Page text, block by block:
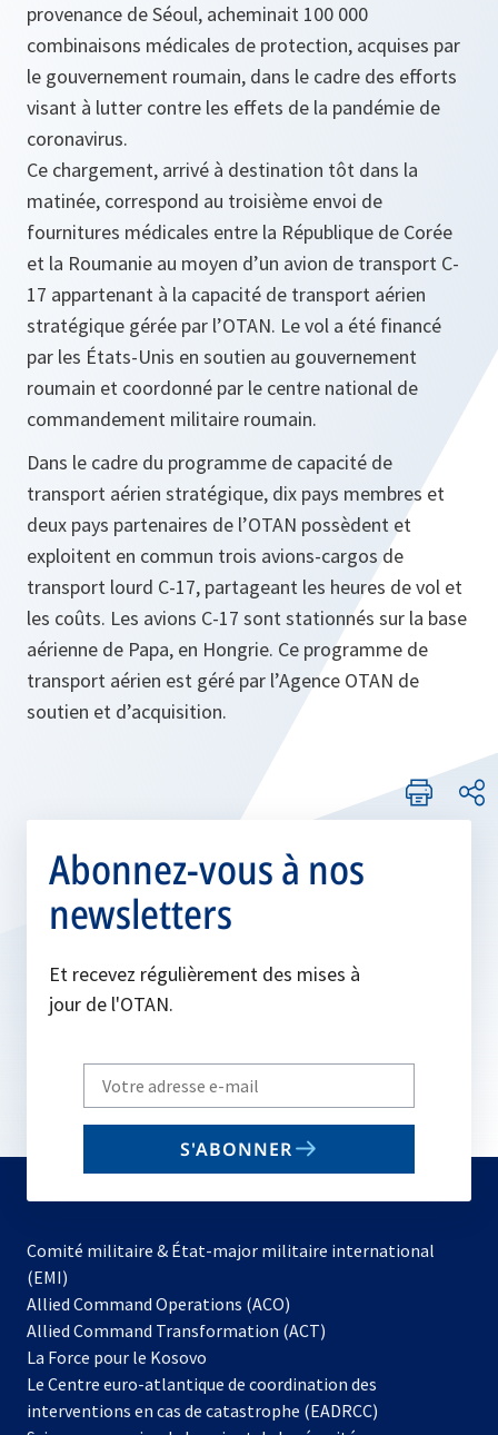
provenance de Séoul, acheminait 100 000
combinaisons médicales de protection, acquises par
le gouvernement roumain, dans le cadre des efforts
visant à lutter contre les effets de la pandémie de
coronavirus.
Ce chargement, arrivé à destination tôt dans la
matinée, correspond au troisième envoi de
fournitures médicales entre la République de Corée
et la Roumanie au moyen d’un avion de transport C-
17 appartenant à la capacité de transport aérien
stratégique gérée par l’OTAN. Le vol a été financé
par les États-Unis en soutien au gouvernement
roumain et coordonné par le centre national de
commandement militaire roumain.
Dans le cadre du programme de capacité de
transport aérien stratégique, dix pays membres et
deux pays partenaires de l’OTAN possèdent et
exploitent en commun trois avions-cargos de
transport lourd C-17, partageant les heures de vol et
les coûts. Les avions C-17 sont stationnés sur la base
aérienne de Papa, en Hongrie. Ce programme de
transport aérien est géré par l’Agence OTAN de
soutien et d’acquisition.
Abonnez-vous à nos
newsletters
Et recevez régulièrement des mises à
jour de l'OTAN.
Write
your
email
S'ABONNER
Comité militaire & État-major militaire international
(EMI)
Allied Command Operations (ACO)
dans
nouvel
onglet
Allied Command Transformation (ACT)
La Force pour le Kosovo
dans
un
Le Centre euro-atlantique de coordination des
interventions en cas de catastrophe (EADRCC)